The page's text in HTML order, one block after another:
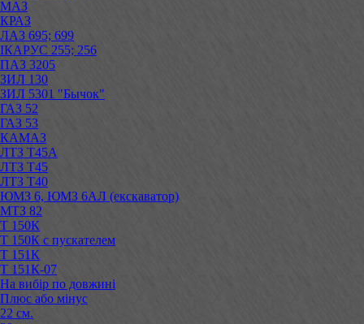
МАЗ
КРАЗ
ЛАЗ 695; 699
ІКАРУС 255; 256
ПАЗ 3205
ЗИЛ 130
ЗИЛ 5301 "Бычок"
ГАЗ 52
ГАЗ 53
КАМАЗ
ЛТЗ Т45А
ЛТЗ Т45
ЛТЗ Т40
ЮМЗ 6, ЮМЗ 6АЛ (екскаватор)
МТЗ 82
Т 150К
Т 150К с пускателем
Т 151К
Т 151К-07
На вибір по довжині
Плюс або мінус
22 см.